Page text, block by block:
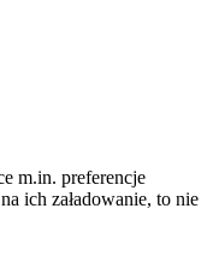
m.in. preferencje
ich załadowanie, to nie